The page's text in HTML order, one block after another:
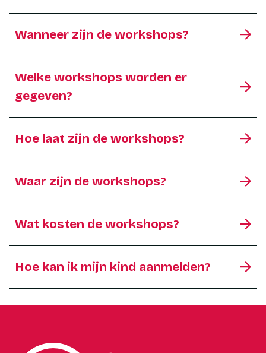
Wanneer zijn de workshops?
Welke workshops worden er
gegeven?
Hoe laat zijn de workshops?
Waar zijn de workshops?
Wat kosten de workshops?
Hoe kan ik mijn kind aanmelden?